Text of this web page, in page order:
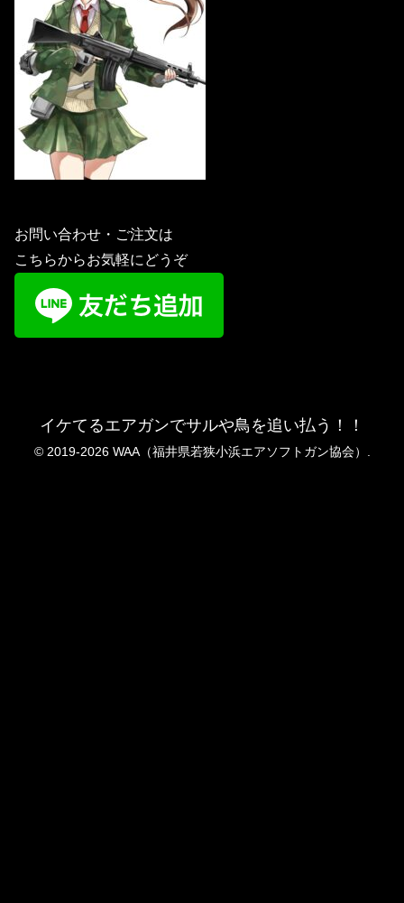
お問い合わせ・ご注文は
こちらからお気軽にどうぞ
イケてるエアガンでサルや鳥を追い払う！！
© 2019-2026 WAA（福井県若狭小浜エアソフトガン協会）.